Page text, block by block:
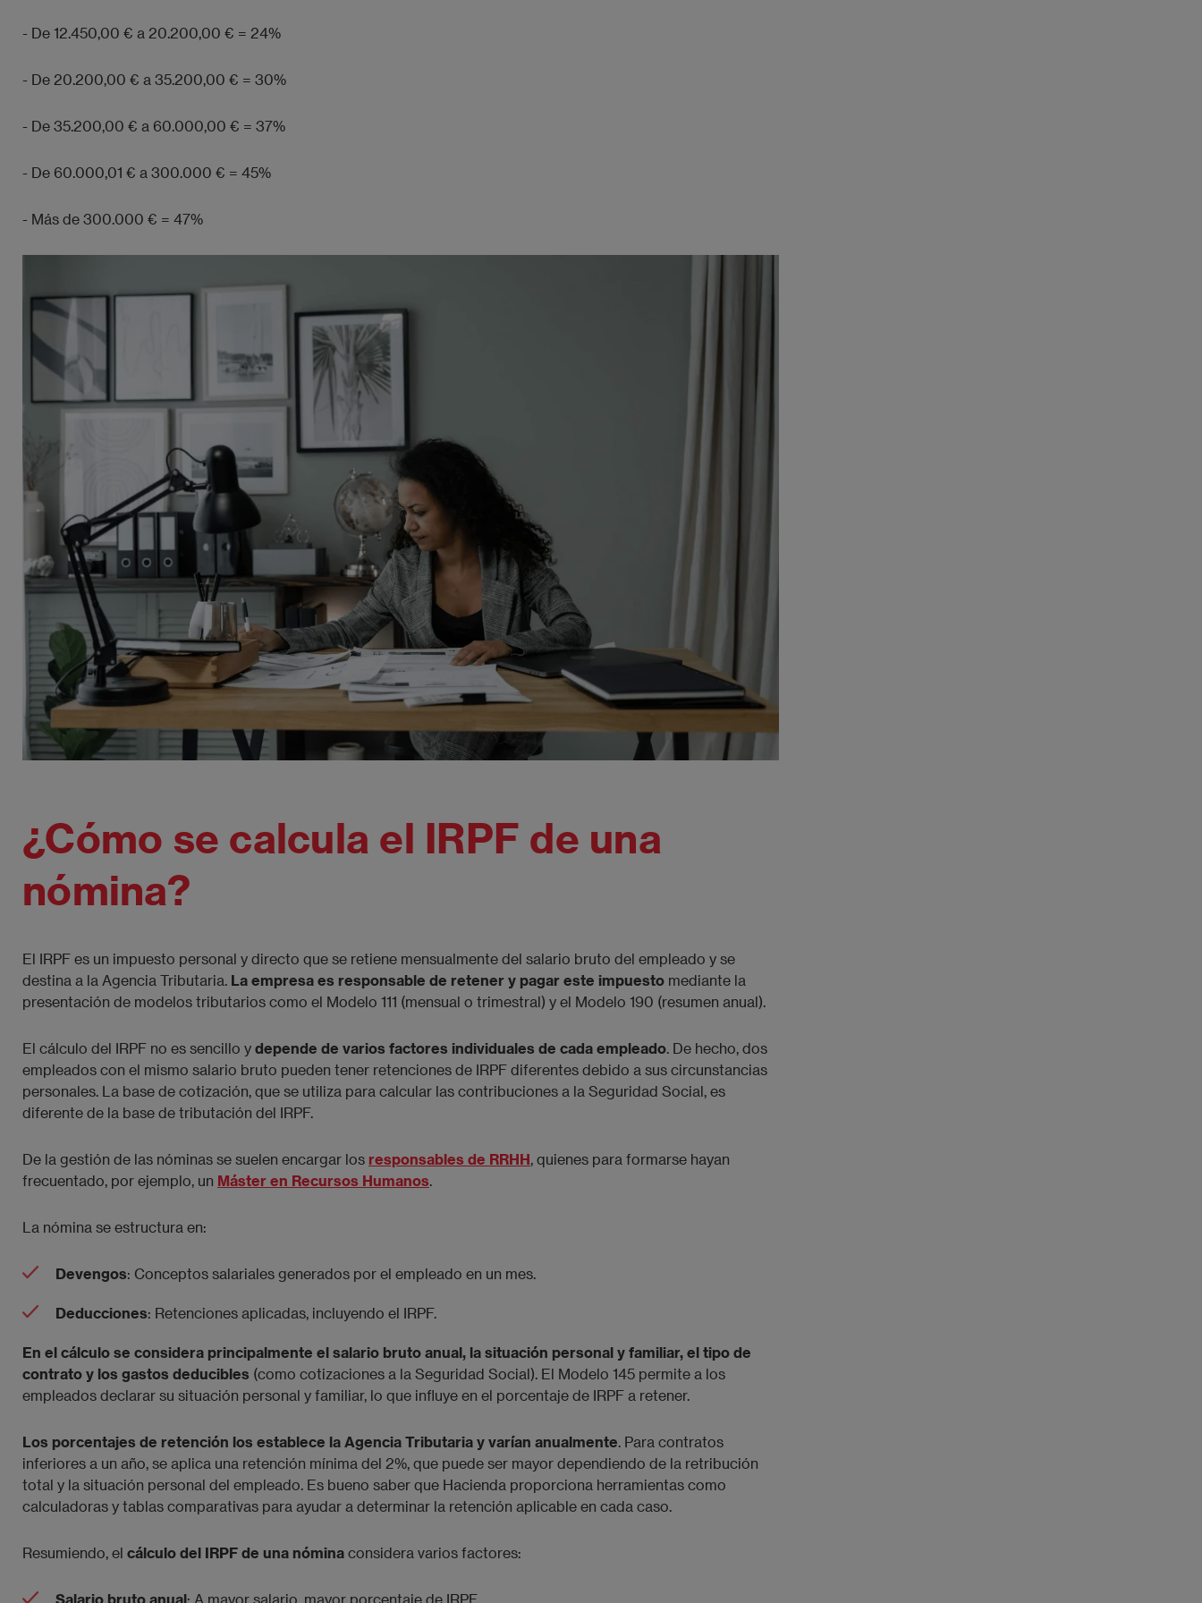
- De 12.450,00 € a 20.200,00 € = 24%
- De 20.200,00 € a 35.200,00 € = 30%
- De 35.200,00 € a 60.000,00 € = 37%
- De 60.000,01 € a 300.000 € = 45%
- Más de 300.000 € = 47%
¿Cómo se calcula el IRPF de una
nómina?
El IRPF es un impuesto personal y directo que se retiene mensualmente del salario bruto del empleado y se
destina a la Agencia Tributaria. La empresa es responsable de retener y pagar este impuesto mediante la
presentación de modelos tributarios como el Modelo 111 (mensual o trimestral) y el Modelo 190 (resumen anual).
El cálculo del IRPF no es sencillo y depende de varios factores individuales de cada empleado. De hecho, dos
empleados con el mismo salario bruto pueden tener retenciones de IRPF diferentes debido a sus circunstancias
personales. La base de cotización, que se utiliza para calcular las contribuciones a la Seguridad Social, es
diferente de la base de tributación del IRPF.
De la gestión de las nóminas se suelen encargar los responsables de RRHH, quienes para formarse hayan
frecuentado, por ejemplo, un Máster en Recursos Humanos.
La nómina se estructura en:
Devengos: Conceptos salariales generados por el empleado en un mes.
Deducciones: Retenciones aplicadas, incluyendo el IRPF.
En el cálculo se considera principalmente el salario bruto anual, la situación personal y familiar, el tipo de
contrato y los gastos deducibles (como cotizaciones a la Seguridad Social). El Modelo 145 permite a los
empleados declarar su situación personal y familiar, lo que influye en el porcentaje de IRPF a retener.
Los porcentajes de retención los establece la Agencia Tributaria y varían anualmente. Para contratos
inferiores a un año, se aplica una retención mínima del 2%, que puede ser mayor dependiendo de la retribución
total y la situación personal del empleado. Es bueno saber que Hacienda proporciona herramientas como
calculadoras y tablas comparativas para ayudar a determinar la retención aplicable en cada caso.
Resumiendo, el cálculo del IRPF de una nómina considera varios factores:
Salario bruto anual: A mayor salario, mayor porcentaje de IRPF.